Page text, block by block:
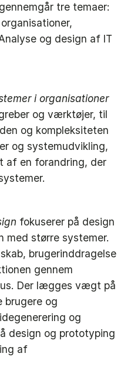
tre temaer:
og design af IT
i organisationer
og værktøjer, til
og kompleksiteten
og systemudvikling,
af en forandring, der
fokuserer på design
med større systemer.
brugerinddragelse
gennem
Der lægges vægt på
brugere og
og
design og prototyping
af